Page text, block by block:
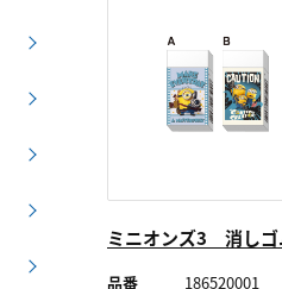
ミニオンズ3 消しゴ
品番
186520001